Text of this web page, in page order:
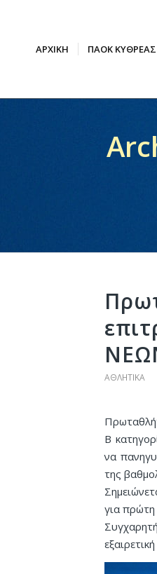
ΑΡΧΙΚΉ ΠΑΟΚ ΚΥΘΡΕΑΣ
ΑΘΛΗΤΙΚΆ
Β
να
της
για